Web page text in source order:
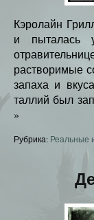
Кэролайн
и пыталась
растворимые
запаха и
таллий был
»
Рубрика: Реальные